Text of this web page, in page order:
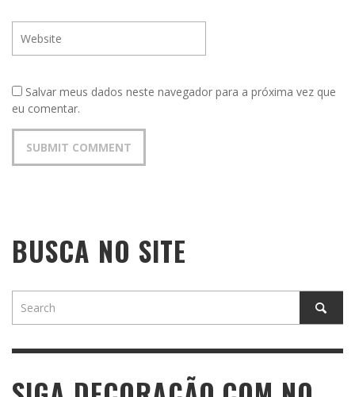
Salvar meus dados neste navegador para a próxima vez que
eu comentar.
BUSCA NO SITE